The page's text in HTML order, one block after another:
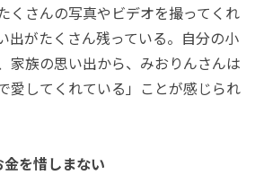
くさんの写真やビデオを撮ってくれ
出がたくさん残っている。自分の小
家族の思い出から、みおりんさんは
愛してくれている」ことが感じられ
金を惜しまない